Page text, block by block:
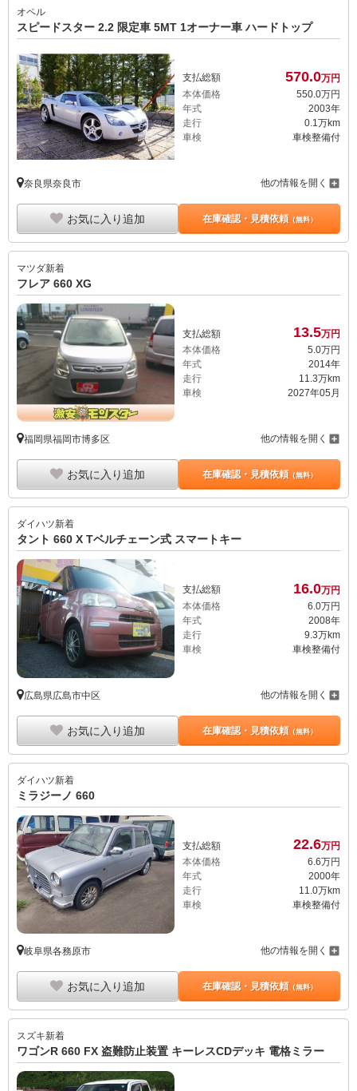
オペル
スピードスター 2.2 限定車 5MT 1オーナー車 ハードトップ
支払総額 570.0万円
本体価格
550. 0万円
年式
2003年
走行
0.1万km
車検
車検整備付
奈良県奈良市 他の情報を開く
お気に入り追加 在庫確認・見積依頼（無料）
マツダ新着
フレア 660 XG
支払総額 13.5万円
本体価格
5.0万円
年式
2014年
走行
11.3万km
車検
2027年05月
福岡県福岡市博多区 他の情報を開く
お気に入り追加 在庫確認・見積依頼（無料）
ダイハツ新着
タント 660 X Tベルチェーン式 スマートキー
支払総額 16.0万円
本体価格
6. 0万円
年式
2008年
走行
9.3万km
車検
車検整備付
広島県広島市中区 他の情報を開く
お気に入り追加 在庫確認・見積依頼（無料）
ダイハツ新着
ミラジーノ 660
支払総額 22.6万円
本体価格
6.6万円
年式
2000年
走行
11.0万km
車検
車検整備付
岐阜県各務原市 他の情報を開く
お気に入り追加 在庫確認・見積依頼（無料）
スズキ新着
ワゴンR 660 FX 盗難防止装置 キーレスCDデッキ 電格ミラー